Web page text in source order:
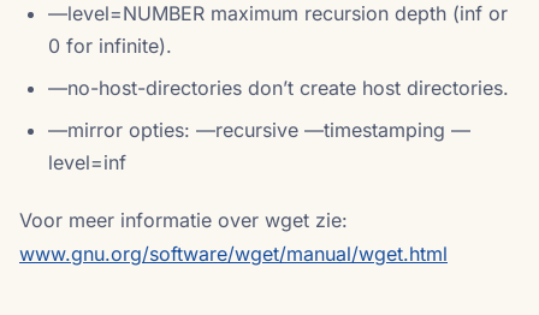
—level=NUMBER maximum recursion depth (inf or
0 for infinite).
—no-host-directories don’t create host directories.
—mirror opties: —recursive —timestamping —
level=inf
Voor meer informatie over wget zie:
www.gnu.org/software/wget/manual/wget.html